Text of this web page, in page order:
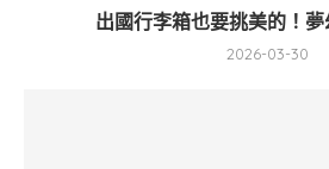
出國行李箱也要挑美的！
2026-03-30